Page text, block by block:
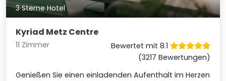
3 Sterne Hotel
Kyriad Metz Centre
11 Zimmer
Bewertet mit 8.1
(3217 Bewertungen)
Genießen Sie einen einladenden Aufenthalt im Herzen